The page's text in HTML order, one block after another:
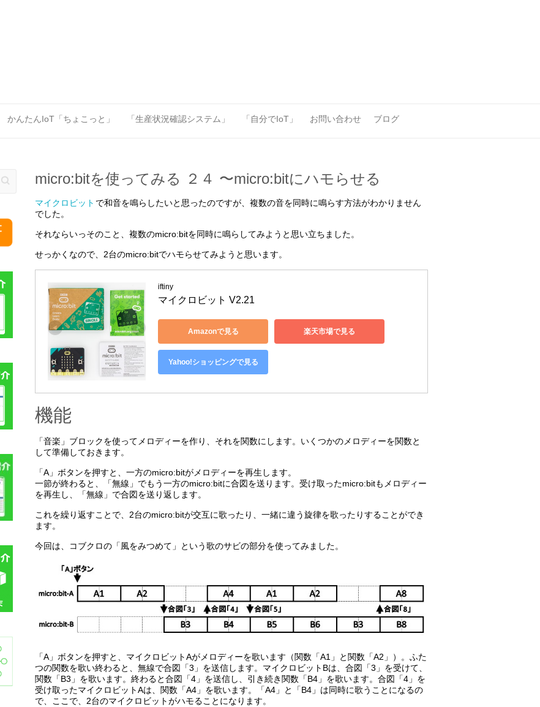
かんたんIoT「ちょこっと」 「生産状況確認システム」 「自分でIoT」 お問い合わせ ブログ
micro:bitを使ってみる ２４ 〜micro:bitにハモらせる
マイクロビット で和音を鳴らしたいと思ったのですが、複数の音を同時に鳴らす方法がわかりません
でした。
それならいっそのこと、複数のmicro:bitを同時に鳴らしてみようと思い立ちました。
せっかくなので、2台のmicro:bitでハモらせてみようと思います。
iftiny
マイクロビット V2.21
Amazonで見る 楽天市場で見る
Yahoo!ショッピングで見る
機能
「音楽」ブロックを使ってメロディーを作り、それを関数にします。いくつかのメロディーを関数と
して準備しておきます。
「A」ボタンを押すと、一方のmicro:bitがメロディーを再生します。
一節が終わると、「無線」でもう一方のmicro:bitに合図を送ります。受け取ったmicro:bitもメロディー
を再生し、「無線」で合図を送り返します。
これを繰り返すことで、2台のmicro:bitが交互に歌ったり、一緒に違う旋律を歌ったりすることができ
ます。
今回は、コブクロの「風をみつめて」という歌のサビの部分を使ってみました。
「A」ボタンを押すと、マイクロビットAがメロディーを歌います（関数「A1」と関数「A2」）。ふた
つの関数を歌い終わると、無線で合図「3」を送信します。マイクロビットBは、合図「3」を受けて、
関数「B3」を歌います。終わると合図「4」を送信し、引き続き関数「B4」を歌います。合図「4」を
受け取ったマイクロビットAは、関数「A4」を歌います。「A4」と「B4」は同時に歌うことになるの
で、ここで、2台のマイクロビットがハモることになります。